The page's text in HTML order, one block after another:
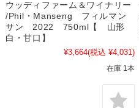
ウッディファーム＆ワイナリー
/Phil・Manseng フィルマン
サン 2022 750ml【 山形
白・甘口】
¥3,664(税込 ¥4,031)
在庫 1本